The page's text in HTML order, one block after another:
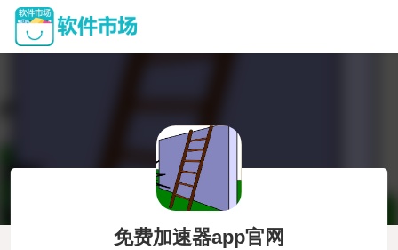
免费加速器app官网